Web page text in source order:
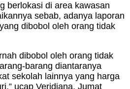
berlokasi di area kawasan
sebab, adanya laporan
dibobol oleh orang tidak
dibobol oleh orang tidak
barang diantaranya
sekolah lainnya yang harga
ucap Veridiana, Jumat